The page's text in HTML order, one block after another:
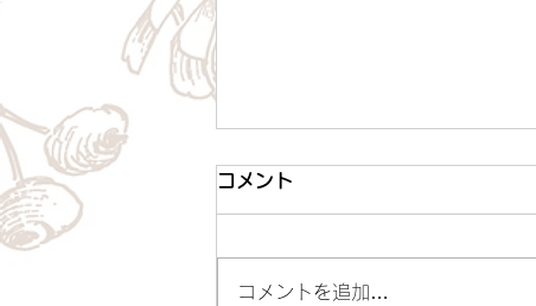
コメント
コメントを追加…